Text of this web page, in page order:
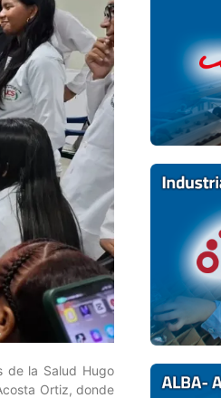
de la Salud Hugo
Ortiz, donde